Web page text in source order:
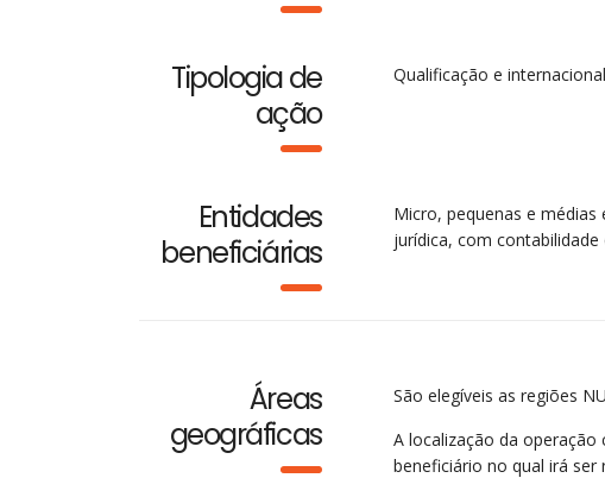
Tipologia de
ação
Qualificação e
Entidades
beneficiárias
Micro, pequenas e
jurídica, com contabilidade
Áreas
geográficas
São elegíveis as regiões
A localização da
beneficiário no qual irá